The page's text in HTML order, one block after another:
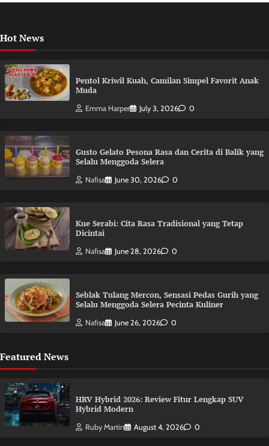
Hot News
Pentol Kriwil Kuah, Camilan Simpel Favorit Anak
Muda
Emma Harper July 3, 2026 0
Gusto Gelato Pesona Rasa dan Cerita di Balik yang
Selalu Menggoda Selera
Nafisa June 30, 2026 0
Kue Serabi: Cita Rasa Tradisional yang Tetap
Dicintai
Nafisa June 28, 2026 0
Seblak Tulang Mercon, Sensasi Pedas Gurih yang
Selalu Menggoda Selera Pecinta Kuliner
Nafisa June 26, 2026 0
Featured News
HRV Hybrid 2026: Review Fitur Lengkap SUV
Hybrid Modern
Ruby Martin August 4, 2026 0